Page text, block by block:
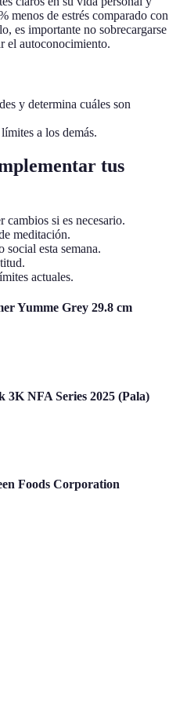
menos de estrés comparado con
es importante no sobrecargarse
el autoconocimiento.
y determina cuáles son
a los demás.
tus
si es necesario.
meditación.
esta semana.
actuales.
Yumme Grey 29.8 cm
NFA Series 2025 (Pala)
Foods Corporation